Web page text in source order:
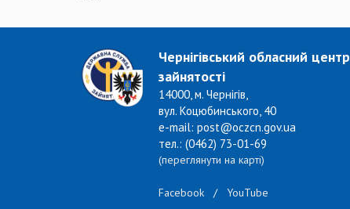
Чернігівський обласний центр
зайнятості
14000, м. Чернігів,
вул. Коцюбинського, 40
e-mail: post@oczcn.gov.ua
тел.: (0462) 73-01-69
(переглянути на карті)
Facebook / YouTube